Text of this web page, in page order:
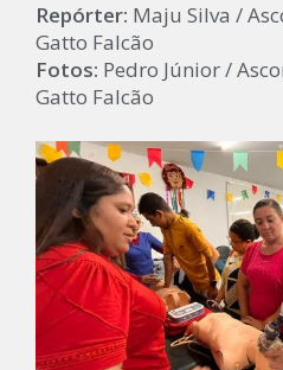
Repórter: Maju Silva /
Gatto Falcão
Fotos: Pedro Júnior /
Gatto Falcão